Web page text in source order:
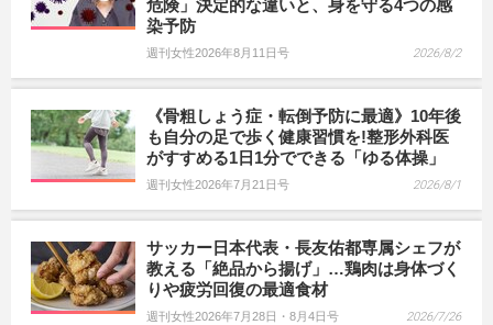
危険」決定的な違いと、身を守る4つの感
染予防
週刊女性2026年8月11日号 2026/8/2
《骨粗しょう症・転倒予防に最適》10年後
も自分の足で歩く健康習慣を!整形外科医
がすすめる1日1分でできる「ゆる体操」
週刊女性2026年7月21日号 2026/8/1
サッカー日本代表・長友佑都専属シェフが
教える「絶品から揚げ」…鶏肉は身体づく
りや疲労回復の最適食材
週刊女性2026年7月28日・8月4日号 2026/7/26